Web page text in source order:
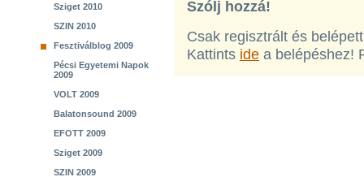
Sziget 2010
SZIN 2010
Fesztiválblog 2009
Pécsi Egyetemi Napok
2009
VOLT 2009
Balatonsound 2009
EFOTT 2009
Sziget 2009
SZIN 2009
Szólj hozzá!
Csak regisztrált és
Kattints ide a belépéshez!